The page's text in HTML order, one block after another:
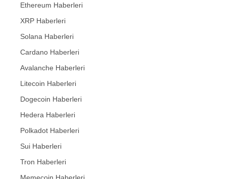
Ethereum Haberleri
XRP Haberleri
Solana Haberleri
Cardano Haberleri
Avalanche Haberleri
Litecoin Haberleri
Dogecoin Haberleri
Hedera Haberleri
Polkadot Haberleri
Sui Haberleri
Tron Haberleri
Memecoin Haberleri